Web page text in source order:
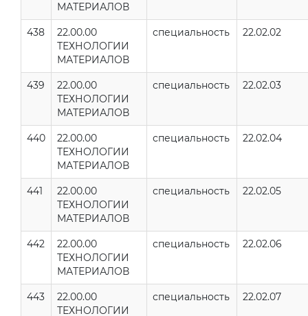
МАТЕРИАЛОВ
438
22.00.00
ТЕХНОЛОГИИ
МАТЕРИАЛОВ
специальность 22.02.02
439
22.00.00
ТЕХНОЛОГИИ
МАТЕРИАЛОВ
специальность 22.02.03
440
22.00.00
ТЕХНОЛОГИИ
МАТЕРИАЛОВ
специальность 22.02.04
441
22.00.00
ТЕХНОЛОГИИ
МАТЕРИАЛОВ
специальность 22.02.05
442
22.00.00
ТЕХНОЛОГИИ
МАТЕРИАЛОВ
специальность 22.02.06
443
22.00.00
ТЕХНОЛОГИИ
специальность 22.02.07